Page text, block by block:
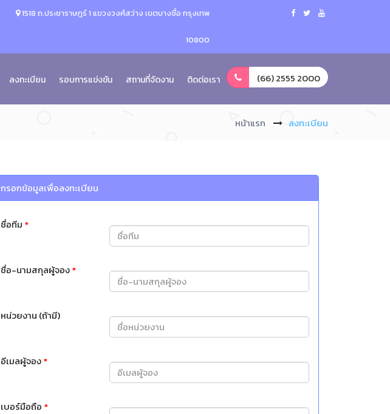
1518 ถ.ประชาราษฎร์ 1 แขวงวงศ์สว่าง เขตบางซื่อ กรุงเทพ
10800
ลงทะเบียน รอบการแข่งขัน สถานที่จัดงาน ติดต่อเรา (66) 2555 2000
หน้าแรก ลงทะเบียน
กรอกข้อมูลเพื่อลงทะเบียน
ชื่อทีม *
ชื่อ-นามสกุลผู้จอง*
หน่วยงาน (ถ้ามี)
อีเมลผู้จอง*
เบอร์มือถือ *